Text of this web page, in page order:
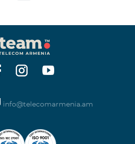
info@telecomarmenia.am